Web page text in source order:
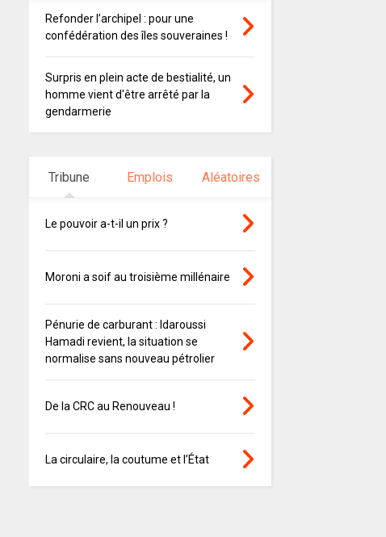
Refonder l’archipel : pour une
confédération des îles souveraines !
Surpris en plein acte de bestialité, un
homme vient d'être arrêté par la
gendarmerie
Tribune Emplois Aléatoires
Le pouvoir a-t-il un prix ?
Moroni a soif au troisième millénaire
Pénurie de carburant : Idaroussi
Hamadi revient, la situation se
normalise sans nouveau pétrolier
De la CRC au Renouveau !
La circulaire, la coutume et l’État